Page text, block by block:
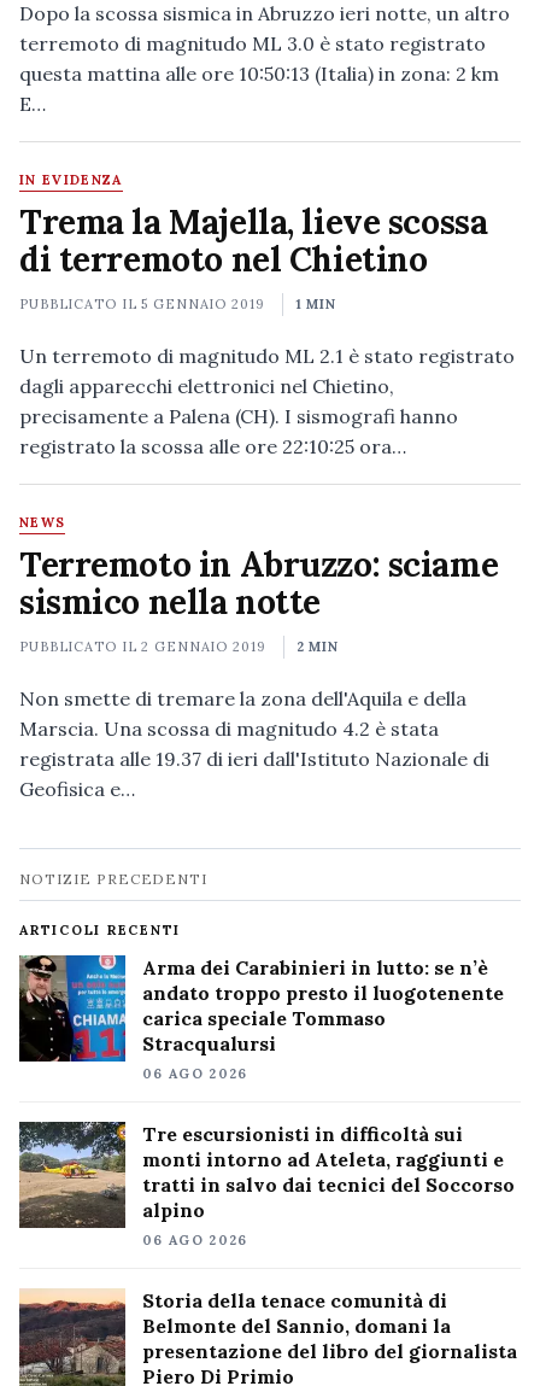
Dopo la scossa sismica in Abruzzo ieri notte, un altro
terremoto di magnitudo ML 3.0 è stato registrato
questa mattina alle ore 10:50:13 (Italia) in zona: 2 km
E…
IN EVIDENZA
Trema la Majella, lieve scossa
di terremoto nel Chietino
PUBBLICATO IL5 GENNAIO 2019 1 MIN
Un terremoto di magnitudo ML 2.1 è stato registrato
dagli apparecchi elettronici nel Chietino,
precisamente a Palena (CH). I sismografi hanno
registrato la scossa alle ore 22:10:25 ora…
NEWS
Terremoto in Abruzzo: sciame
sismico nella notte
PUBBLICATO IL2 GENNAIO 2019 2 MIN
Non smette di tremare la zona dell'Aquila e della
Marscia. Una scossa di magnitudo 4.2 è stata
registrata alle 19.37 di ieri dall'Istituto Nazionale di
Geofisica e…
Navigazione
notizie
NOTIZIE PRECEDENTI
ARTICOLI RECENTI
Arma dei Carabinieri in lutto: se n’è
andato troppo presto il luogotenente
carica speciale Tommaso
Stracqualursi
06 AGO 2026
Tre escursionisti in difficoltà sui
monti intorno ad Ateleta, raggiunti e
tratti in salvo dai tecnici del Soccorso
alpino
06 AGO 2026
Storia della tenace comunità di
Belmonte del Sannio, domani la
presentazione del libro del giornalista
Piero Di Primio